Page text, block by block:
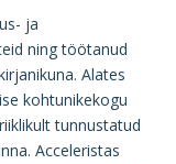
ja
ning töötanud
Alates
kohtunikekogu
tunnustatud
Acceleristas